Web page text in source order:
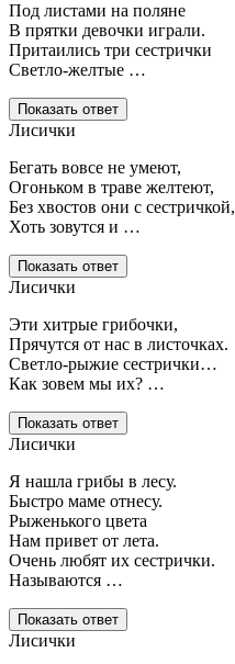
Под листами на поляне
В прятки девочки играли.
Притаились три сестрички
Светло-желтые …
Показать ответ
Лисички
Бегать вовсе не умеют,
Огоньком в траве желтеют,
Без хвостов они с сестричкой,
Хоть зовутся и …
Показать ответ
Лисички
Эти хитрые грибочки,
Прячутся от нас в листочках.
Светло-рыжие сестрички…
Как зовем мы их? …
Показать ответ
Лисички
Я нашла грибы в лесу.
Быстро маме отнесу.
Рыженького цвета
Нам привет от лета.
Очень любят их сестрички.
Называются …
Показать ответ
Лисички